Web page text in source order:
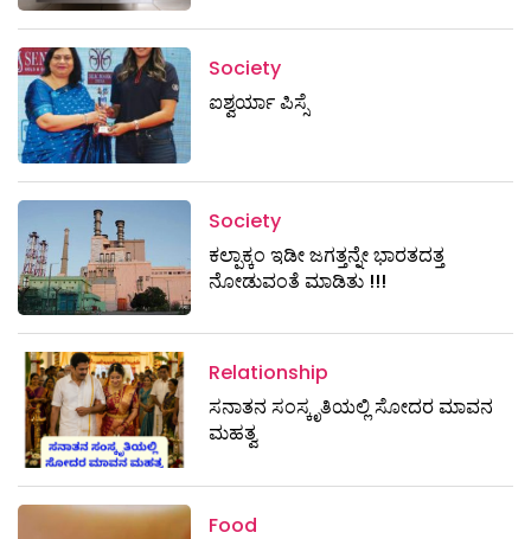
Society
ಐಶ್ವರ್ಯಾ ಪಿಸ್ಸೆ
Society
ಕಲ್ಪಾಕ್ಕಂ ಇಡೀ ಜಗತ್ತನ್ನೇ ಭಾರತದತ್ತ
ನೋಡುವಂತೆ ಮಾಡಿತು !!!
Relationship
ಸನಾತನ ಸಂಸ್ಕೃತಿಯಲ್ಲಿ ಸೋದರ ಮಾವನ
ಮಹತ್ವ
Food